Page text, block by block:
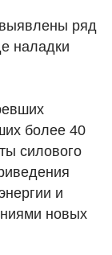
ряд
наладки
более 40
силового
и
новых